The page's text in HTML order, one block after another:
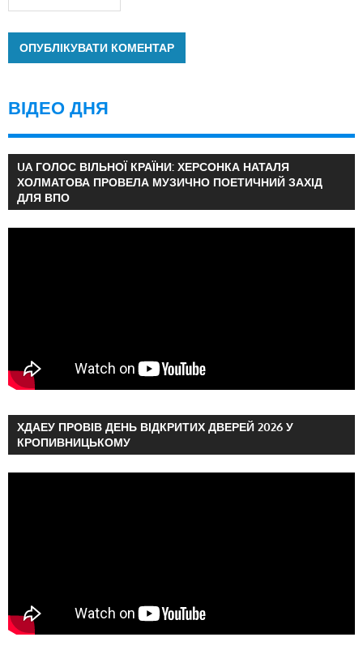
ВІДЕО ДНЯ
UA ГОЛОС ВІЛЬНОЇ КРАЇНИ: ХЕРСОНКА НАТАЛЯ
ХОЛМАТОВА ПРОВЕЛА МУЗИЧНО ПОЕТИЧНИЙ ЗАХІД
ДЛЯ ВПО
ХДАЕУ ПРОВІВ ДЕНЬ ВІДКРИТИХ ДВЕРЕЙ 2026 У
КРОПИВНИЦЬКОМУ